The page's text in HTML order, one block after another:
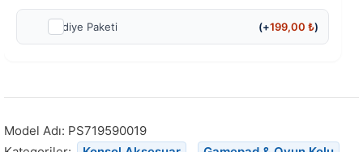
Hediye Paketi (+199,00₺)
Model Adı: PS719590019